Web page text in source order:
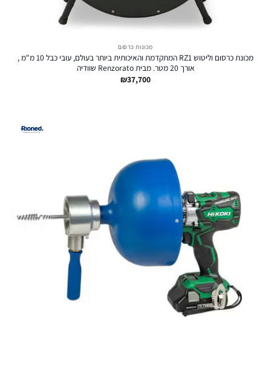
מכונות כרסום
מכונת כרסום וליטוש RZ1 המתקדמת והאיכותית ביותר בעולם, עובי כבל 10 מ"מ ,
אורך 20 מטר. מבית Renzorato שוודיה
₪37,700